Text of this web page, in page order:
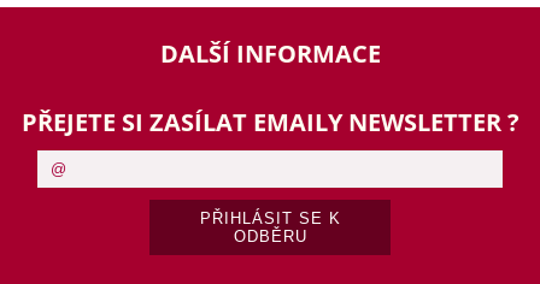
DALŠÍ INFORMACE
PŘEJETE SI ZASÍLAT EMAILY NEWSLETTER ?